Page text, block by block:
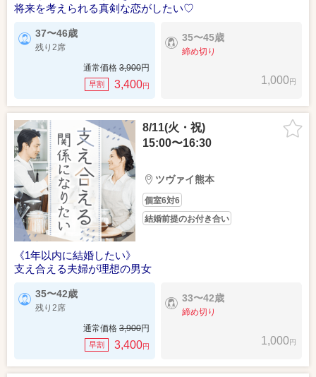
将来を考えられる真剣な恋がしたい♡
37〜46歳
残り2席
通常価格 3,900円
早割 3,400円
35〜45歳
締め切り
1,000円
8/11(火・祝)
15:00〜16:30
ツヴァイ熊本
個室6対6
結婚前提のお付き合い
《1年以内に結婚したい》
支え合える夫婦が理想の男女
35〜42歳
残り2席
通常価格 3,900円
早割 3,400円
33〜42歳
締め切り
1,000円